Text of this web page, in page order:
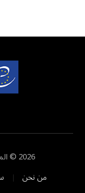
2026 © المحقق الأوروبي. جميع حقوق النشر محفوظة.
من نحن